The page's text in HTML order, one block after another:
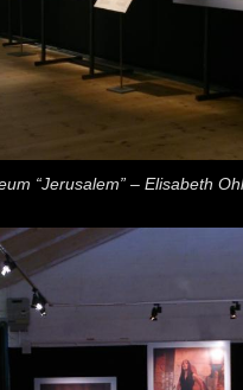
“Jerusalem” – Elisabeth